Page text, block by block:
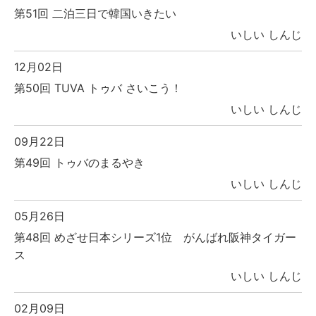
第51回 二泊三日で韓国いきたい
いしい しんじ
12月02日
第50回 TUVA トゥバ さいこう！
いしい しんじ
09月22日
第49回 トゥバのまるやき
いしい しんじ
05月26日
第48回 めざせ日本シリーズ1位 がんばれ阪神タイガー
ス
いしい しんじ
02月09日